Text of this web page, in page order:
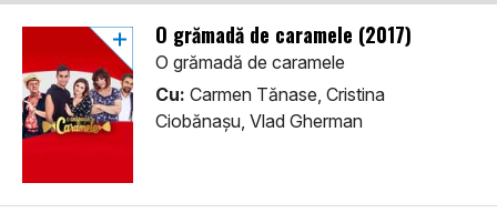
O grămadă de caramele (2017)
O grămadă de caramele
Cu: Carmen Tănase, Cristina
Ciobănașu, Vlad Gherman